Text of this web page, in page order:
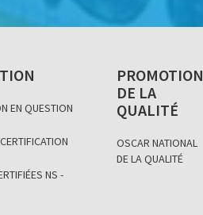
EN QUESTION
NS -
PROMOTION
DE LA
QUALITÉ
OSCAR NATIONAL
DE LA QUALITÉ